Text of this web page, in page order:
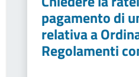
pagamento di
relativa a
Regolamenti